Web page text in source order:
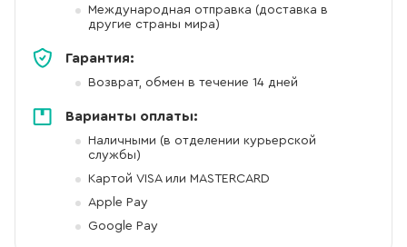
Международная отправка (доставка в
другие страны мира)
Гарантия:
Возврат, обмен в течение 14 дней
Варианты оплаты:
Наличными (в отделении курьерской
службы)
Картой VISA или MASTERCARD
Apple Pay
Google Pay